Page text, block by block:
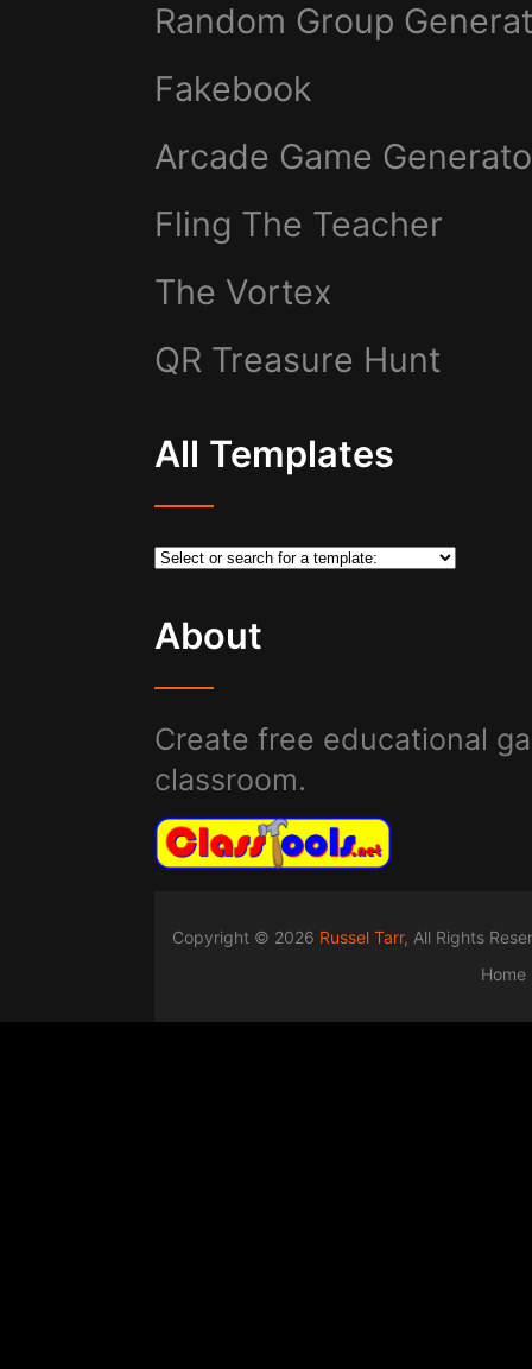
Random Group
Fakebook
Arcade Game
Fling The Teacher
The Vortex
QR Treasure Hunt
All Templates
About
Create free educational
classroom.
Copyright © 2026 Russel Tarr, All Rights
Home